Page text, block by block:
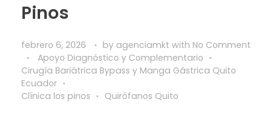
Pinos
febrero 6, 2026 by agenciamkt with No Comment
Apoyo Diagnóstico y Complementario
Cirugía Bariátrica Bypass y Manga Gástrica Quito
Ecuador
Clínica los pinos
Quirófanos Quito